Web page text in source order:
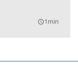
query_builder1min